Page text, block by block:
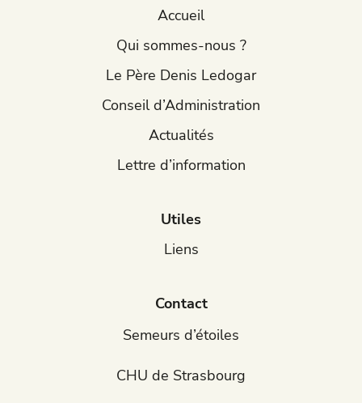
Accueil
Qui sommes-nous ?
Le Père Denis Ledogar
Conseil d’Administration
Actualités
Lettre d’information
Utiles
Liens
Contact
Semeurs d’étoiles
CHU de Strasbourg